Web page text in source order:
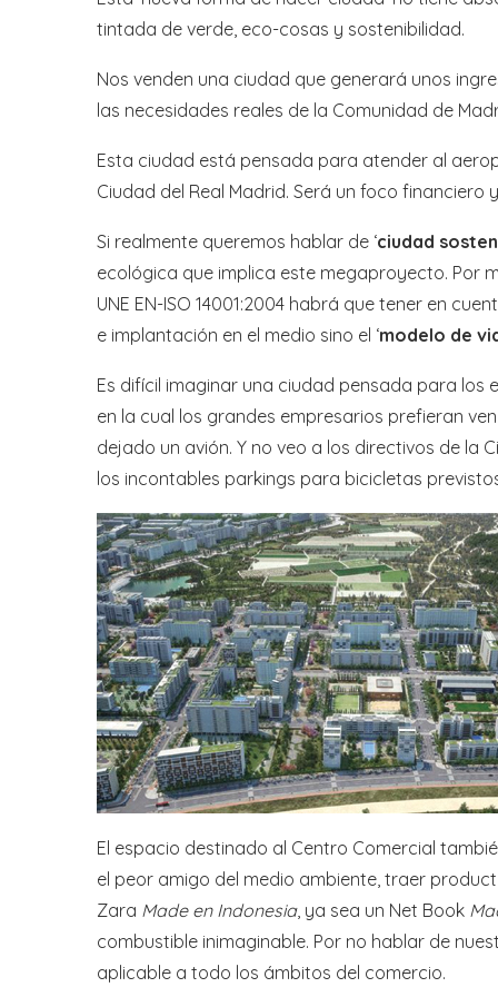
tintada de verde, eco-cosas y sostenibilidad.
Nos venden una ciudad que generará unos
las necesidades reales de la Comunidad de
Esta ciudad está pensada para atender al
Ciudad del Real Madrid. Será un foco
Si realmente queremos hablar de ‘ciudad
ecológica que implica este megaproyecto. Por
UNE EN-ISO 14001:2004 habrá que tener en
e implantación en el medio sino el ‘modelo de
Es difícil imaginar una ciudad pensada para
en la cual los grandes empresarios prefieran
dejado un avión. Y no veo a los directivos de la
los incontables parkings para bicicletas
El espacio destinado al Centro Comercial
el peor amigo del medio ambiente, traer
Zara Made en Indonesia, ya sea un Net Book
combustible inimaginable. Por no hablar de
aplicable a todo los ámbitos del comercio.